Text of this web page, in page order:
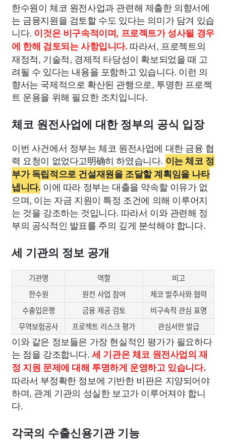
한수원이 체코 원전사업과 관련해 제출한 의향서에
는 금융지원을 검토할 수도 있다는 의미가 담겨 있습
니다. 이것은 비구속적이며, 프로젝트가 성사될 경우
에 한해 검토되는 사항입니다. 따라서, 프로젝트의
재정적, 기술적, 경제적 타당성이 확보되었을 때 고
려될 수 있다는 내용을 포함하고 있습니다. 이런 의
향서는 국제적으로 확산된 관행으로, 투명한 프로젝
트 운용을 위해 필요한 조치입니다.
체코 원전사업에 대한 정부의 공식 입장
이번 사건에서 정부는 체코 원전사업에 대한 금융 협
력 요청이 없었다고明确히 하였습니다. 이는 체코 정
부가 독립적으로 건설재원을 조달할 계획임을 나타
냅니다. 이에 따라 정부는 대출을 약속할 이유가 없
으며, 이는 자금 지원이 특정 조건에 의해 이루어지
는 것을 강조하는 것입니다. 따라서 이와 관련해 정
부의 공식적인 발표를 주의 깊게 분석해야 합니다.
세 기관의 정보 공개
기관명 역할
비고
한수원
원전 사업 참여
체코 발주사와 협력
수출입은행
금융 제공 검토
비구속적 관심 표명
무역보험공사
프로젝트 리스크 평가 관심서한 발급
이와 같은 정보들은 가장 현실적인 평가가 필요하다
는 점을 강조합니다.세 기관은 체코 원전사업의 재
정 지원 문제에 대해 투명하게 운영하고 있습니다.
따라서 부정확한 정보에 기반한 비판은 지양되어야
하며, 관계 기관의 성실한 보고가 이루어져야 합니
다.
각국의 수출신용기관 기능